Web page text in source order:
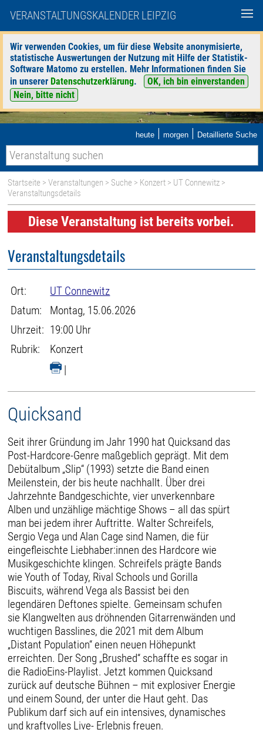
VERANSTALTUNGSKALENDER LEIPZIG
Wir verwenden Cookies, um für diese Website anonymisierte,
statistische Auswertungen der Nutzung mit Hilfe der Statistik-
Software Matomo zu erstellen. Mehr Informationen finden Sie
in unserer Datenschutzerklärung.
OK, ich bin einverstanden
Nein, bitte nicht
heute | morgen | Detaillierte Suche
Startseite >Veranstaltungen > Suche > Konzert > UT Connewitz >
Veranstaltungsdetails
Diese Veranstaltung ist bereits vorbei.
Veranstaltungsdetails
Ort:
UT Connewitz
Datum:
Montag, 15.06.2026
Uhrzeit: 19:00 Uhr
Rubrik:
Konzert
|
Quicksand
Seit ihrer Gründung im Jahr 1990 hat Quicksand das
Post-Hardcore-Genre maßgeblich geprägt. Mit dem
Debütalbum „Slip“ (1993) setzte die Band einen
Meilenstein, der bis heute nachhallt. Über drei
Jahrzehnte Bandgeschichte, vier unverkennbare
Alben und unzählige mächtige Shows – all das spürt
man bei jedem ihrer Auftritte. Walter Schreifels,
Sergio Vega und Alan Cage sind Namen, die für
eingefleischte Liebhaber:innen des Hardcore wie
Musikgeschichte klingen. Schreifels prägte Bands
wie Youth of Today, Rival Schools und Gorilla
Biscuits, während Vega als Bassist bei den
legendären Deftones spielte. Gemeinsam schufen
sie Klangwelten aus dröhnenden Gitarrenwänden und
wuchtigen Basslines, die 2021 mit dem Album
„Distant Population“ einen neuen Höhepunkt
erreichten. Der Song „Brushed“ schaffte es sogar in
die RadioEins-Playlist. Jetzt kommen Quicksand
zurück auf deutsche Bühnen – mit explosiver Energie
und einem Sound, der unter die Haut geht. Das
Publikum darf sich auf ein intensives, dynamisches
und kraftvolles Live- Erlebnis freuen.